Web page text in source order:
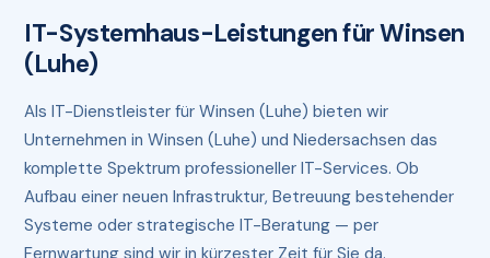
IT-Systemhaus-Leistungen für Winsen
(Luhe)
Als IT-Dienstleister für Winsen (Luhe) bieten wir
Unternehmen in Winsen (Luhe) und Niedersachsen das
komplette Spektrum professioneller IT-Services. Ob
Aufbau einer neuen Infrastruktur, Betreuung bestehender
Systeme oder strategische IT-Beratung — per
Fernwartung sind wir in kürzester Zeit für Sie da.